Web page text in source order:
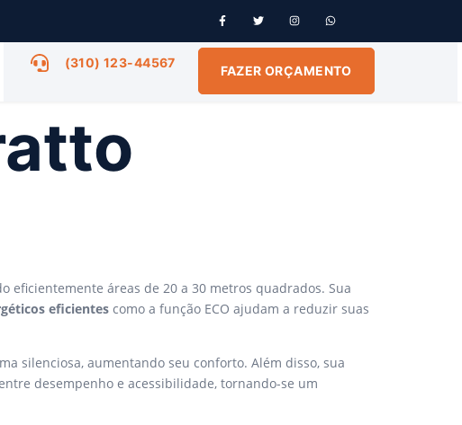
(310) 123-44567
FAZER ORÇAMENTO
eficientemente áreas de 20 a 30 metros quadrados. Sua
eficientes como a função ECO ajudam a reduzir suas
silenciosa, aumentando seu conforto. Além disso, sua
desempenho e acessibilidade, tornando-se um